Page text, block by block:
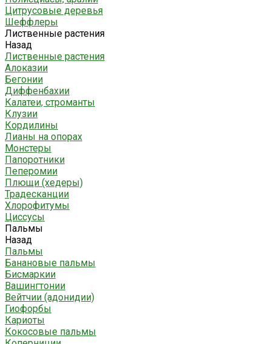
Цитрусовые деревья
Шеффлеры
Лиственные растения
Назад
Лиственные растения
Алоказии
Бегонии
Диффенбахии
Калатеи, строманты
Клузии
Кордилины
Лианы на опорах
Монстеры
Папоротники
Пеперомии
Плющи (хедеры)
Традесканции
Хлорофитумы
Циссусы
Пальмы
Назад
Пальмы
Банановые пальмы
Бисмаркии
Вашингтонии
Вейтчии (адонидии)
Гиофорбы
Кариоты
Кокосовые пальмы